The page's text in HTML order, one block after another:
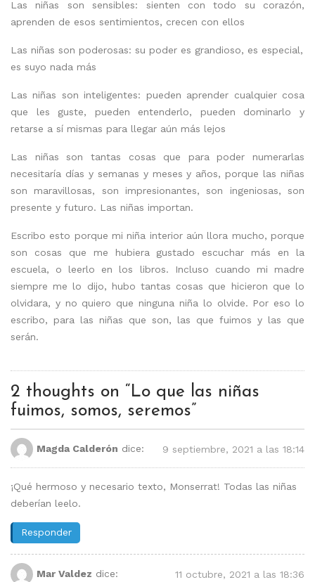
Las niñas son sensibles: sienten con todo su corazón,
aprenden de esos sentimientos, crecen con ellos
Las niñas son poderosas: su poder es grandioso, es especial,
es suyo nada más
Las niñas son inteligentes: pueden aprender cualquier cosa
que les guste, pueden entenderlo, pueden dominarlo y
retarse a sí mismas para llegar aún más lejos
Las niñas son tantas cosas que para poder numerarlas
necesitaría días y semanas y meses y años, porque las niñas
son maravillosas, son impresionantes, son ingeniosas, son
presente y futuro. Las niñas importan.
Escribo esto porque mi niña interior aún llora mucho, porque
son cosas que me hubiera gustado escuchar más en la
escuela, o leerlo en los libros. Incluso cuando mi madre
siempre me lo dijo, hubo tantas cosas que hicieron que lo
olvidara, y no quiero que ninguna niña lo olvide. Por eso lo
escribo, para las niñas que son, las que fuimos y las que
serán.
2 thoughts on “ Lo que las niñas
fuimos, somos, seremos”
Magda Calderón dice: 9 septiembre, 2021 a las 18:14
¡Qué hermoso y necesario texto, Monserrat! Todas las niñas
deberían leelo.
Responder
Mar Valdez dice: 11 octubre, 2021 a las 18:36